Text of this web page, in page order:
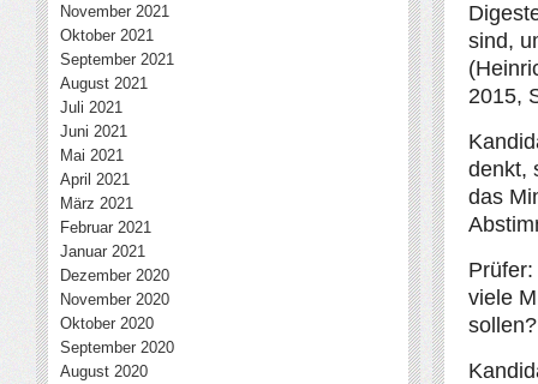
sind,
2015,
denkt,
das
viele
sollen?
November 2021
Oktober 2021
September 2021
August 2021
Juli 2021
Juni 2021
Mai 2021
April 2021
März 2021
Februar 2021
Januar 2021
Dezember 2020
November 2020
Oktober 2020
September 2020
August 2020